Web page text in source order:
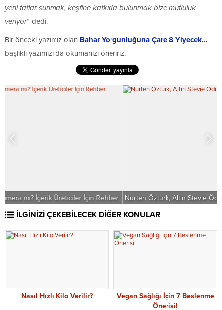
yeni tatlar sunmak, keşfine katkıda bulunmak bize mutluluk
veriyor” dedi.
Bir önceki yazımız olan Bahar Yorgunluğuna Çare 8 Yiyecek...
başlıklı yazımızı da okumanızı öneririz.
Nurten Öztürk, Altın Stevie Ödülü’nü alan ilk isim oldu
İLGİNİZİ ÇEKEBİLECEK DİĞER KONULAR
Nasıl Hızlı Kilo Verilir?
Vegan Sağlığı İçin 7 Beslenme
Önerisi!